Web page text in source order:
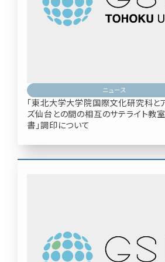
ニュース
「東北大学大学院国際文化研究科と
ズ仙台との間の相互のサテライト教
書」調印について